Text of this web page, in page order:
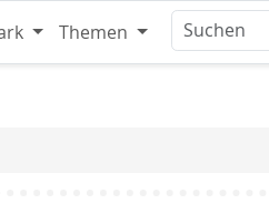
Themen